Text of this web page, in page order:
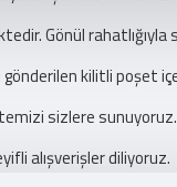
Gönül
gönderilen kilitli poşet
sizlere sunuyoruz.
alışverişler diliyoruz.